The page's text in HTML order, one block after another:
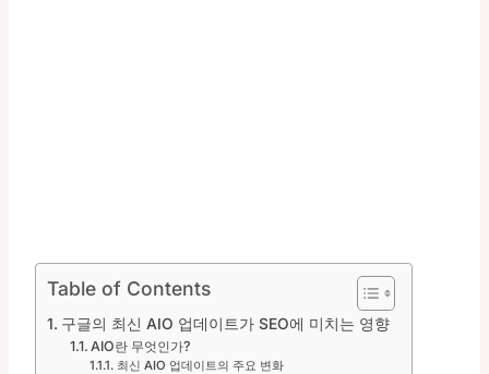
Table of Contents
구글의 최신 AIO 업데이트가 SEO에 미치는 영향
AIO란 무엇인가?
최신 AIO 업데이트의 주요 변화